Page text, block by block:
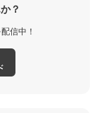
？
信中！